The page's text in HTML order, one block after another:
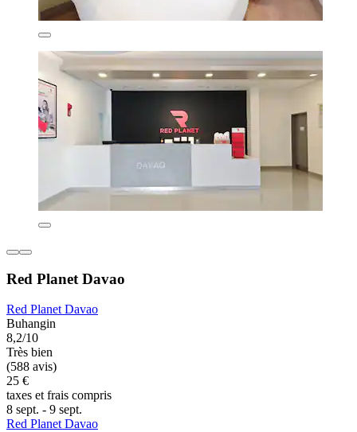
Red Planet Davao
Red Planet Davao
Buhangin
8,2/10
Très bien
(588 avis)
25 €
taxes et frais compris
8 sept. - 9 sept.
Red Planet Davao